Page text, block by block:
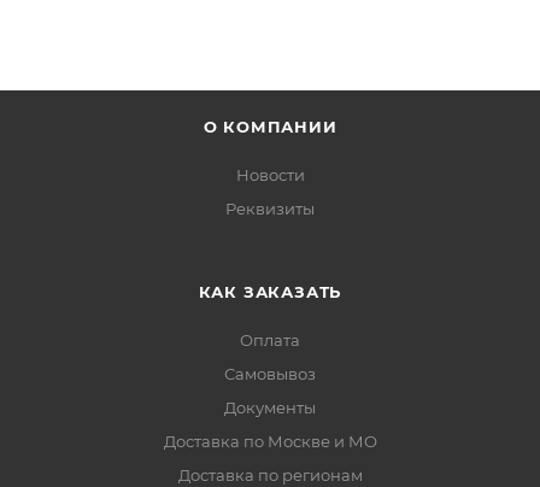
О КОМПАНИИ
Новости
Реквизиты
КАК ЗАКАЗАТЬ
Оплата
Самовывоз
Документы
Доставка по Москве и МО
Доставка по регионам